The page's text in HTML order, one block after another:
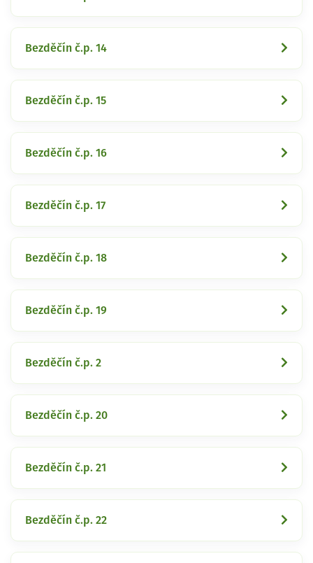
Bezděčín č.p. 14
Bezděčín č.p. 15
Bezděčín č.p. 16
Bezděčín č.p. 17
Bezděčín č.p. 18
Bezděčín č.p. 19
Bezděčín č.p. 2
Bezděčín č.p. 20
Bezděčín č.p. 21
Bezděčín č.p. 22